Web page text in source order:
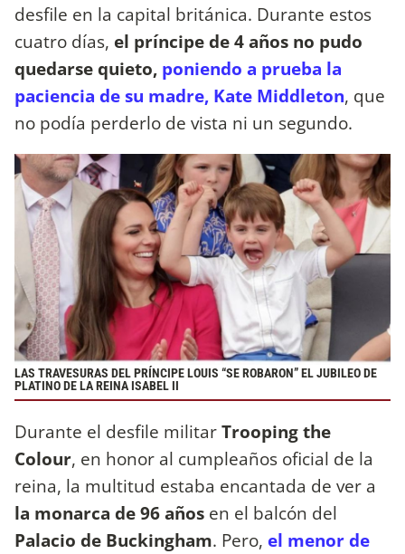
desfile en la capital británica. Durante estos
cuatro días, el príncipe de 4 años no pudo
quedarse quieto, poniendo a prueba la
paciencia de su madre, Kate Middleton, que
no podía perderlo de vista ni un segundo.
LAS TRAVESURAS DEL PRÍNCIPE LOUIS “SE ROBARON” EL JUBILEO DE
PLATINO DE LA REINA ISABEL II
Durante el desfile militarTrooping the
Colour, en honor al cumpleaños oficial de la
reina, la multitud estaba encantada de ver a
la monarca de 96 años en el balcón del
Palacio de Buckingham. Pero, el menor de